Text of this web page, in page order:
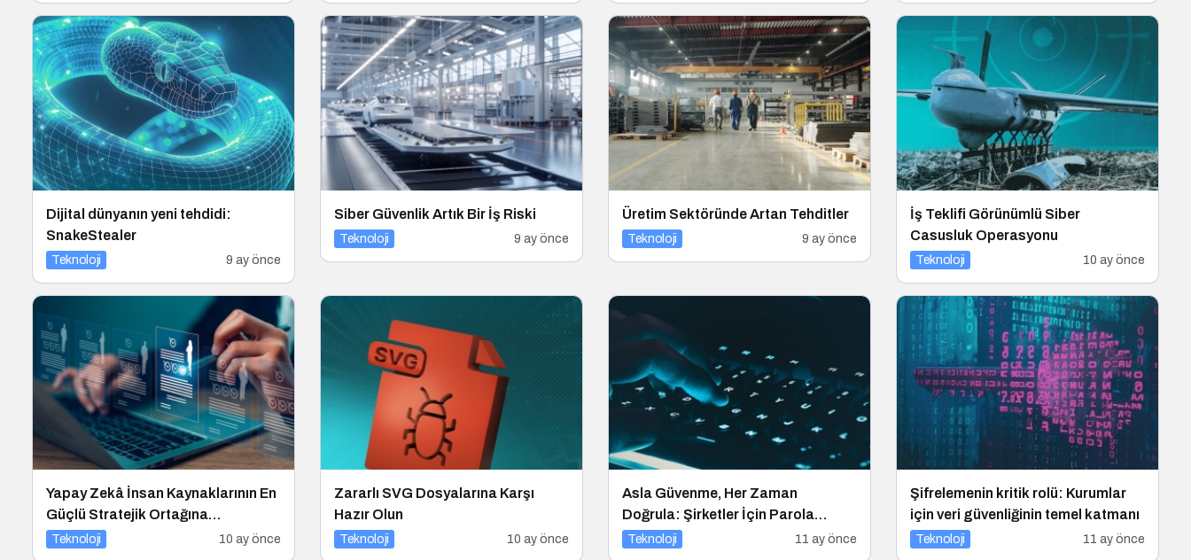
Dijital dünyanın yeni tehdidi:
SnakeStealer
Teknoloji 9 ay önce
Siber Güvenlik Artık Bir İş Riski
Teknoloji 9 ay önce
Üretim Sektöründe Artan Tehditler
Teknoloji 9 ay önce
İş Teklifi Görünümlü Siber
Casusluk Operasyonu
Teknoloji 10 ay önce
Yapay Zekâ İnsan Kaynaklarının En
Güçlü Stratejik Ortağına
Dönüşüyor
Teknoloji 10 ay önce
Zararlı SVG Dosyalarına Karşı
Hazır Olun
Teknoloji 10 ay önce
Asla Güvenme, Her Zaman
Doğrula: Şirketler İçin Parola
Güvenliği Alarmı
Teknoloji 11 ay önce
Şifrelemenin kritik rolü: Kurumlar
için veri güvenliğinin temel katmanı
Teknoloji 11 ay önce